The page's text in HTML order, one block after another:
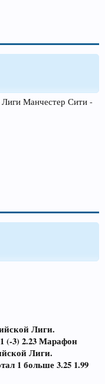
Лиги Манчестер Сити -
Лиги.
(-3) 2.23 Марафон
Лиги.
1 больше 3.25 1.99